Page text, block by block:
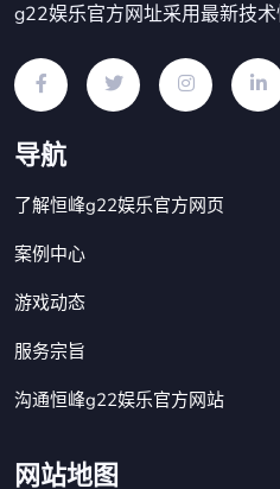
g22娱乐官方网址采用最新技术
导航
了解恒峰g22娱乐官方网页
案例中心
游戏动态
服务宗旨
沟通恒峰g22娱乐官方网站
网站地图